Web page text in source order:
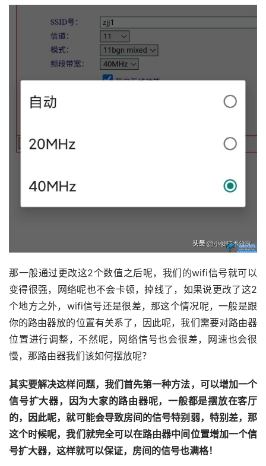
那一般通过更改这2个数值之后呢，我们的wifi信号就可以
变得很强，网络呢也不会卡顿，掉线了，如果说更改了这2
个地方之外，wifi信号还是很差，那这个情况呢，一般是跟
你的路由器放的位置有关系了，因此呢，我们需要对路由器
位置进行调整，不然呢，网络信号也会很差，网速也会很
慢，那路由器我们该如何摆放呢？
其实要解决这样问题，我们首先第一种方法，可以增加一个
信号扩大器，因为大家的路由器呢，一般都是摆放在客厅
的，因此呢，就可能会导致房间的信号特别弱，特别差，那
这个时候呢，我们就完全可以在路由器中间位置增加一个信
号扩大器，这样就可以保证，房间的信号也满格！